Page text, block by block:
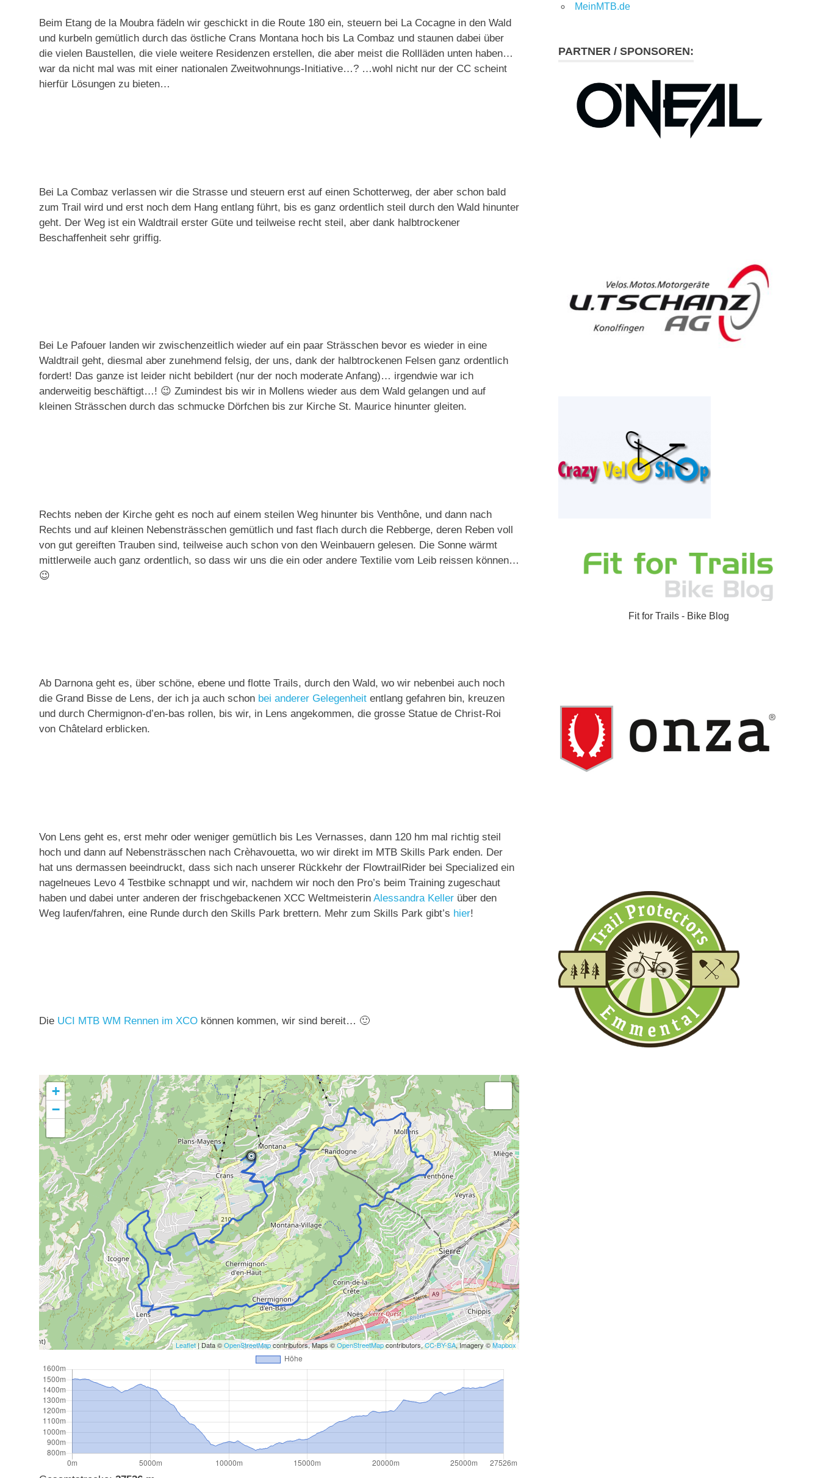
Beim Etang de la Moubra fädeln wir geschickt in die Route 180 ein, steuern bei La Cocagne in den Wald
und kurbeln gemütlich durch das östliche Crans Montana hoch bis La Combaz und staunen dabei über
die vielen Baustellen, die viele weitere Residenzen erstellen, die aber meist die Rollläden unten haben…
war da nicht mal was mit einer nationalen Zweitwohnungs-Initiative…? …wohl nicht nur der CC scheint
hierfür Lösungen zu bieten…
Bei La Combaz verlassen wir die Strasse und steuern erst auf einen Schotterweg, der aber schon bald
zum Trail wird und erst noch dem Hang entlang führt, bis es ganz ordentlich steil durch den Wald hinunter
geht. Der Weg ist ein Waldtrail erster Güte und teilweise recht steil, aber dank halbtrockener
Beschaffenheit sehr griffig.
Bei Le Pafouer landen wir zwischenzeitlich wieder auf ein paar Strässchen bevor es wieder in eine
Waldtrail geht, diesmal aber zunehmend felsig, der uns, dank der halbtrockenen Felsen ganz ordentlich
fordert! Das ganze ist leider nicht bebildert (nur der noch moderate Anfang)… irgendwie war ich
anderweitig beschäftigt…! 😉 Zumindest bis wir in Mollens wieder aus dem Wald gelangen und auf
kleinen Strässchen durch das schmucke Dörfchen bis zur Kirche St. Maurice hinunter gleiten.
Rechts neben der Kirche geht es noch auf einem steilen Weg hinunter bis Venthône, und dann nach
Rechts und auf kleinen Nebensträsschen gemütlich und fast flach durch die Rebberge, deren Reben voll
von gut gereiften Trauben sind, teilweise auch schon von den Weinbauern gelesen. Die Sonne wärmt
mittlerweile auch ganz ordentlich, so dass wir uns die ein oder andere Textilie vom Leib reissen können…
😉
Ab Darnona geht es, über schöne, ebene und flotte Trails, durch den Wald, wo wir nebenbei auch noch
die Grand Bisse de Lens, der ich ja auch schon bei anderer Gelegenheit entlang gefahren bin, kreuzen
und durch Chermignon-d’en-bas rollen, bis wir, in Lens angekommen, die grosse Statue de Christ-Roi
von Châtelard erblicken.
Von Lens geht es, erst mehr oder weniger gemütlich bis Les Vernasses, dann 120 hm mal richtig steil
hoch und dann auf Nebensträsschen nach Crèhavouetta, wo wir direkt im MTB Skills Park enden. Der
hat uns dermassen beeindruckt, dass sich nach unserer Rückkehr der FlowtrailRider bei Specialized ein
nagelneues Levo 4 Testbike schnappt und wir, nachdem wir noch den Pro’s beim Training zugeschaut
haben und dabei unter anderen der frischgebackenen XCC Weltmeisterin Alessandra Keller über den
Weg laufen/fahren, eine Runde durch den Skills Park brettern. Mehr zum Skills Park gibt’s hier!
Die UCI MTB WM Rennen im XCO können kommen, wir sind bereit… 🙂
+
−
Leaflet| Data ©OpenStreetMapcontributors, Maps ©OpenStreetMapcontributors,CC-BY-SA, Imagery ©Mapbox
MeinMTB.de
PARTNER / SPONSOREN:
Fit for Trails - Bike Blog